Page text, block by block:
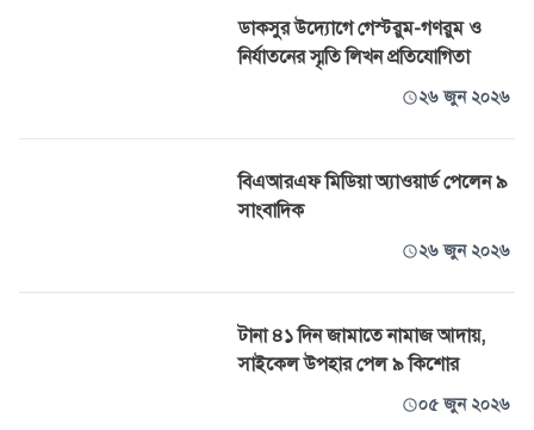
ডাকসুর উদ্যোগে গেস্টরুম-গণরুম ও
নির্যাতনের স্মৃতি লিখন প্রতিযোগিতা
২৬ জুন ২০২৬
বিএআরএফ মিডিয়া অ্যাওয়ার্ড পেলেন ৯
সাংবাদিক
২৬ জুন ২০২৬
টানা ৪১ দিন জামাতে নামাজ আদায়,
সাইকেল উপহার পেল ৯ কিশোর
০৫ জুন ২০২৬